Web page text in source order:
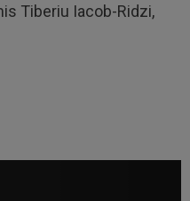
Tiberiu Iacob-Ridzi,